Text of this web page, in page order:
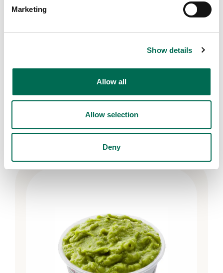
Marketing
Show details
Allow all
Allow selection
Deny
Ready-to-eat Chunky Guacamole